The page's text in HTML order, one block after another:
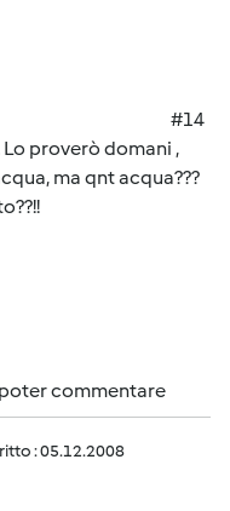
#14
proverò domani ,
ma qnt acqua???
commentare
: 05.12.2008